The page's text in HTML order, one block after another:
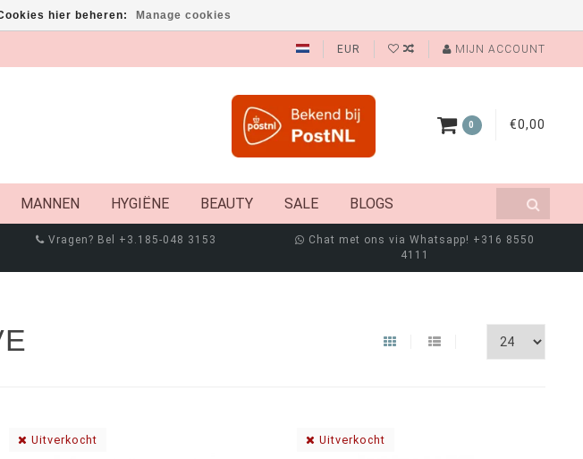
EUR MIJN ACCOUNT
0 €0,00
MANNEN HYGIËNE BEAUTY SALE BLOGS
Vragen? Bel +3.185-048 3153
Chat met ons via Whatsapp! +316 8550
4111
Uitverkocht Uitverkocht
hier beheren: Manage cookies